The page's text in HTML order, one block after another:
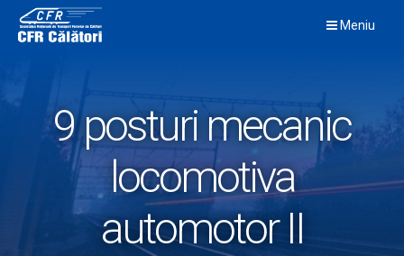
content
Meniu
9 posturi mecanic
locomotiva
automotor II